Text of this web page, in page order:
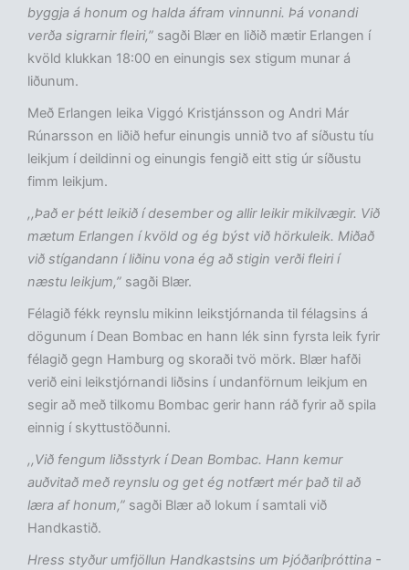
byggja á honum og halda áfram vinnunni. Þá vonandi
verða sigrarnir fleiri,” sagði Blær en liðið mætir Erlangen í
kvöld klukkan 18:00 en einungis sex stigum munar á
liðunum.
Með Erlangen leika Viggó Kristjánsson og Andri Már
Rúnarsson en liðið hefur einungis unnið tvo af síðustu tíu
leikjum í deildinni og einungis fengið eitt stig úr síðustu
fimm leikjum.
,,Það er þétt leikið í desember og allir leikir mikilvægir. Við
mætum Erlangen í kvöld og ég býst við hörkuleik. Miðað
við stígandann í liðinu vona ég að stigin verði fleiri í
næstu leikjum,” sagði Blær.
Félagið fékk reynslu mikinn leikstjórnanda til félagsins á
dögunum í Dean Bombac en hann lék sinn fyrsta leik fyrir
félagið gegn Hamburg og skoraði tvö mörk. Blær hafði
verið eini leikstjórnandi liðsins í undanförnum leikjum en
segir að með tilkomu Bombac gerir hann ráð fyrir að spila
einnig í skyttustöðunni.
,,Við fengum liðsstyrk í Dean Bombac. Hann kemur
auðvitað með reynslu og get ég notfært mér það til að
læra af honum,” sagði Blær að lokum í samtali við
Handkastið.
Hress styður umfjöllun Handkastsins um Þjóðaríþróttina -